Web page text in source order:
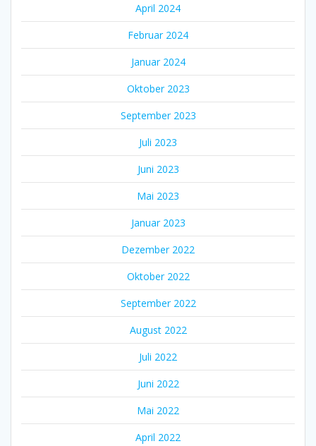
April 2024
Februar 2024
Januar 2024
Oktober 2023
September 2023
Juli 2023
Juni 2023
Mai 2023
Januar 2023
Dezember 2022
Oktober 2022
September 2022
August 2022
Juli 2022
Juni 2022
Mai 2022
April 2022